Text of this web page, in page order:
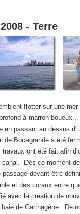
- Terre
flotter sur une
à marron
en passant au dessus
de Bocagrande a été
ont été fait afin
Dès ce moment
devant être
et des coraux entre
avec la création de
baie de Carthagène. De